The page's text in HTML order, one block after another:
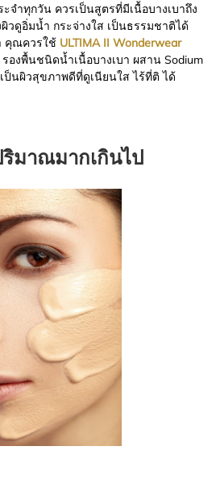
จำทุกวัน ควรเป็นสูตรที่มีเนื้อบางเบาถึง
วดูอิ่มน้ำ กระจ่างใส เป็นธรรมชาติได้
คุณควรใช้ ULTIMA II Wonderwear
รองพื้นชนิดน้ำเนื้อบางเบา ผสาน Sodium
ป็นผิวสุขภาพดีที่ดูเนียนใส ไร้ที่ติ ได้
มาณมากเกินไป